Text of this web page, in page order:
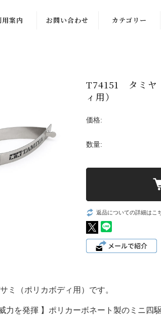
用案内 お問い合わせ カテゴリー
T74151 タミヤ
ィ用）
価格:
数量:
返品についての詳細はこ
ミ（ポリカボディ用）です。
力を発揮 】ポリカーボネート製のミニ四